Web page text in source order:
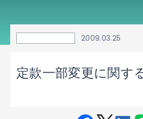
2009.03.25
定款一部変更に関す